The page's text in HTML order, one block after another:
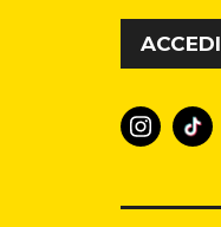
Vai al contenuto
ACCEDI